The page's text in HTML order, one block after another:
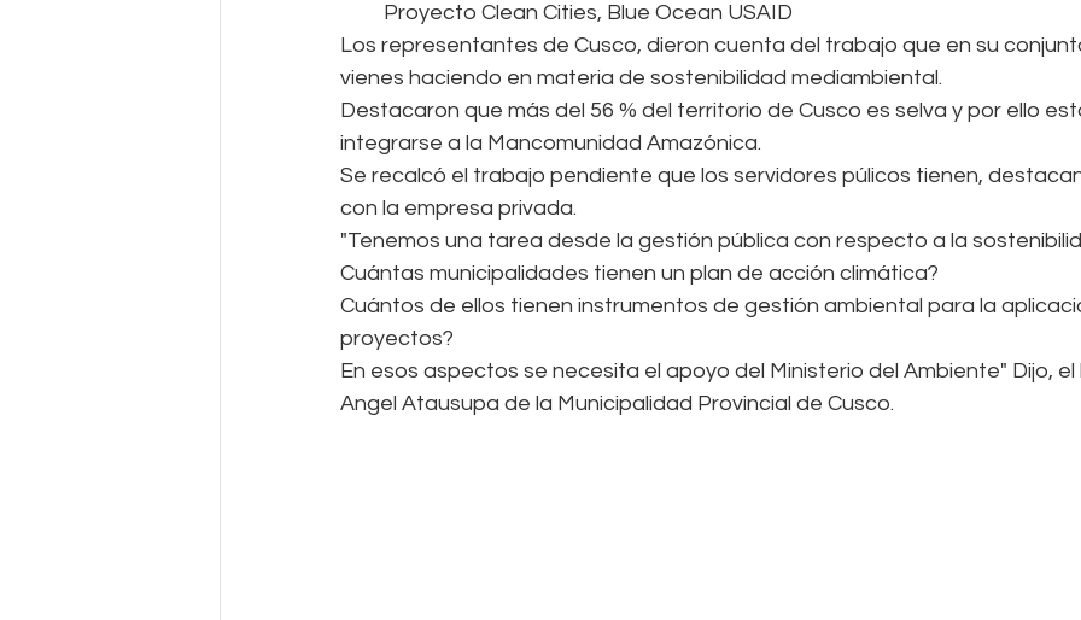
Proyecto Clean Cities, Blue Ocean USAID
Los representantes de Cusco, dieron cuenta del trabajo que en su
vienes haciendo en materia de sostenibilidad mediambiental.
Destacaron que más del 56 % del territorio de Cusco es selva y por ello
integrarse a la Mancomunidad Amazónica.
Se recalcó el trabajo pendiente que los servidores púlicos tienen,
con la empresa privada.
"Tenemos una tarea desde la gestión pública con respecto a la
Cuántas municipalidades tienen un plan de acción climática?
Cuántos de ellos tienen instrumentos de gestión ambiental para la
proyectos?
En esos aspectos se necesita el apoyo del Ministerio del Ambiente" Dijo,
Angel Atausupa de la Municipalidad Provincial de Cusco.